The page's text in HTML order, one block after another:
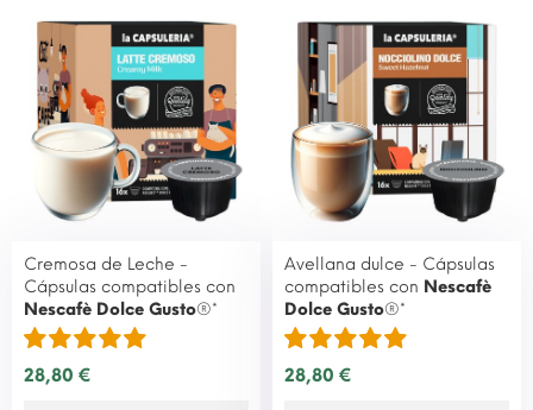
Cremosa de Leche -
Cápsulas compatibles con
Nescafè Dolce Gusto®*
28,80 €
Avellana dulce - Cápsulas
compatibles con Nescafè
Dolce Gusto®*
28,80 €